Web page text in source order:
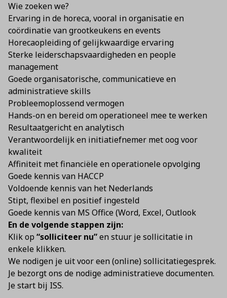
Wie zoeken we?
Ervaring in de horeca, vooral in organisatie en
coördinatie van grootkeukens en events
Horecaopleiding of gelijkwaardige ervaring
Sterke leiderschapsvaardigheden en people
management
Goede organisatorische, communicatieve en
administratieve skills
Probleemoplossend vermogen
Hands-on en bereid om operationeel mee te werken
Resultaatgericht en analytisch
Verantwoordelijk en initiatiefnemer met oog voor
kwaliteit
Affiniteit met financiële en operationele opvolging
Goede kennis van HACCP
Voldoende kennis van het Nederlands
Stipt, flexibel en positief ingesteld
Goede kennis van MS Office (Word, Excel, Outlook
En de volgende stappen zijn:
Klik op “solliciteer nu”en stuur je sollicitatie in
enkele klikken.
We nodigen je uit voor een (online) sollicitatiegesprek.
Je bezorgt ons de nodige administratieve documenten.
Je start bij ISS.